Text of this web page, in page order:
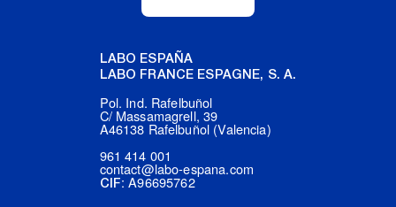
LABO ESPAÑA
LABO FRANCE ESPAGNE, S. A.
Pol. Ind. Rafelbuñol
C/ Massamagrell, 39
A46138 Rafelbuñol (Valencia)
961 414 001
contact@labo-espana.com
CIF: A96695762